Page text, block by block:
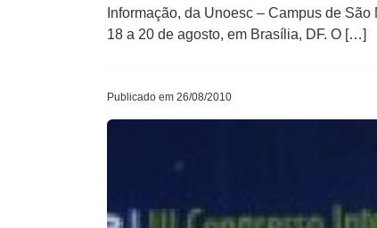
Informação, da Unoesc – Campus de
18 a 20 de agosto, em Brasília, DF. O […]
Publicado em 26/08/2010